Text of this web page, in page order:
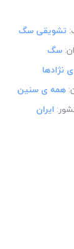
تشویقی سگ
سگ
نژادها
همه ی سنین
ایران